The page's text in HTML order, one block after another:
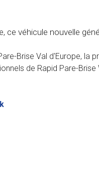
ce véhicule nouvelle
Brise Val d'Europe, la
de Rapid Pare-